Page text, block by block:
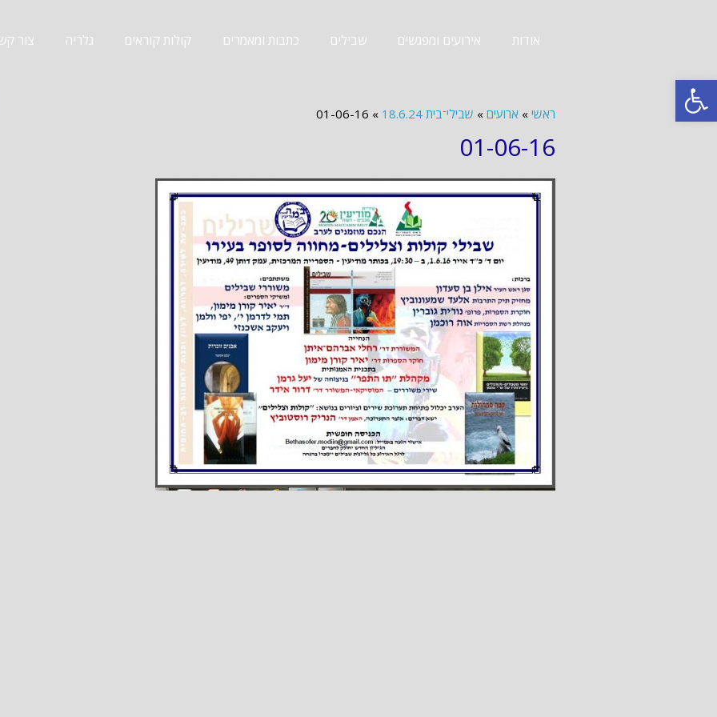
פתח סרגל נגישות
אודות אירועים ומפגשים שבילים כתבות ומאמרים קולות קוראים גלריה צור
ראשי » ארועים » שבילי־בית 18.6.24 »
01-06-16
01-06-16